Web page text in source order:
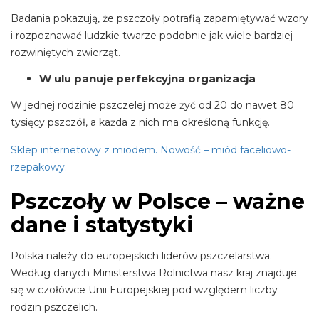
Badania pokazują, że pszczoły potrafią zapamiętywać wzory
i rozpoznawać ludzkie twarze podobnie jak wiele bardziej
rozwiniętych zwierząt.
W ulu panuje perfekcyjna organizacja
W jednej rodzinie pszczelej może żyć od 20 do nawet 80
tysięcy pszczół, a każda z nich ma określoną funkcję.
Sklep internetowy z miodem. Nowość – miód faceliowo-
rzepakowy.
Pszczoły w Polsce – ważne
dane i statystyki
Polska należy do europejskich liderów pszczelarstwa.
Według danych Ministerstwa Rolnictwa nasz kraj znajduje
się w czołówce Unii Europejskiej pod względem liczby
rodzin pszczelich.